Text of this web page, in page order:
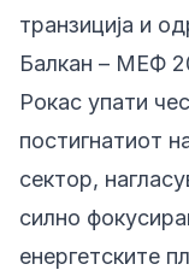
транзиција и
Балкан – МЕФ
Рокас упати
постигнатиот
сектор,
силно
енергетските